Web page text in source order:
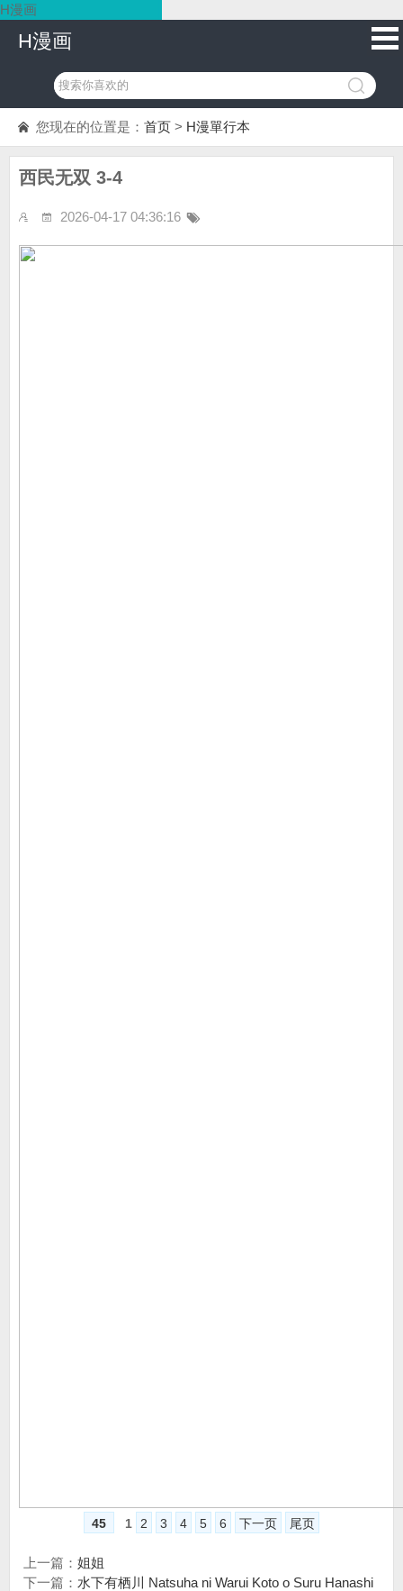
H漫画
H漫画
您现在的位置是： 首页 > H漫單行本
西民无双 3-4
2026-04-17 04:36:16
45 1 2 3 4 5 6 下一页 尾页
上一篇： 姐姐
下一篇： 水下有栖川 Natsuha ni Warui Koto o Suru Hanashi